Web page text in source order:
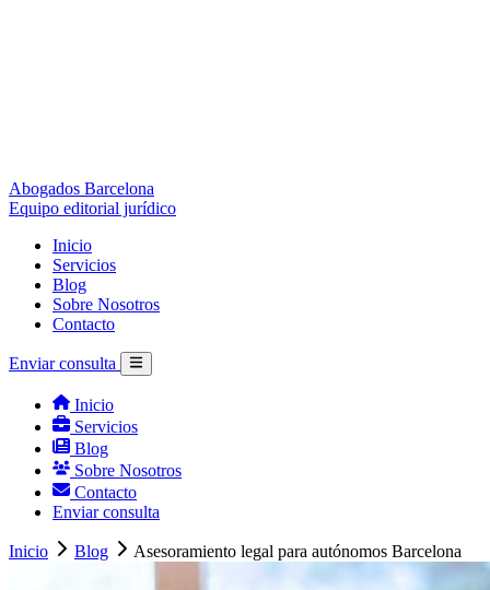
Abogados Barcelona
Equipo editorial jurídico
Inicio
Servicios
Blog
Sobre Nosotros
Contacto
Enviar consulta
Inicio
Servicios
Blog
Sobre Nosotros
Contacto
Enviar consulta
Inicio Blog Asesoramiento legal para autónomos Barcelona